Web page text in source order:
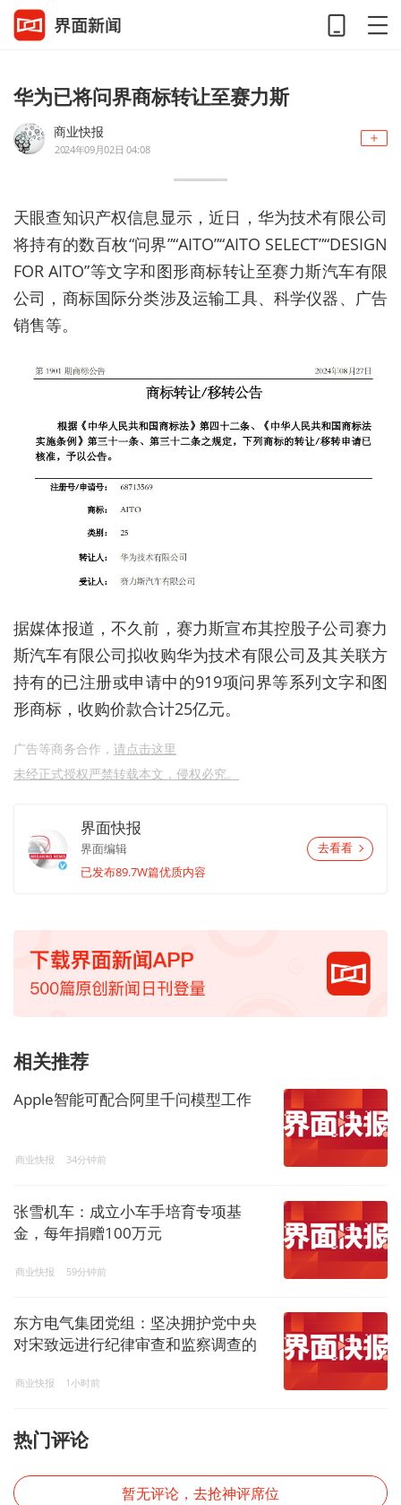
华为已将问界商标转让至赛力斯
商业快报
2024年09月02日 04:08
天眼查知识产权信息显示，近日，华为技术有限公司
将持有的数百枚“问界”“AITO”“AITO SELECT”“DESIGN
FOR AITO”等文字和图形商标转让至赛力斯汽车有限
公司，商标国际分类涉及运输工具、科学仪器、广告
销售等。
据媒体报道，不久前，赛力斯宣布其控股子公司赛力
斯汽车有限公司拟收购华为技术有限公司及其关联方
持有的已注册或申请中的919项问界等系列文字和图
形商标，收购价款合计25亿元。
广告等商务合作， 请点击这里
未经正式授权严禁转载本文，侵权必究。
界面快报
界面编辑
已发布89.7W篇优质内容
去看看
相关推荐
Apple智能可配合阿里千问模型工作
商业快报 34分钟前
张雪机车：成立小车手培育专项基
金，每年捐赠100万元
商业快报 59分钟前
东方电气集团党组：坚决拥护党中央
对宋致远进行纪律审查和监察调查的
商业快报 1小时前
热门评论
暂无评论，去抢神评席位